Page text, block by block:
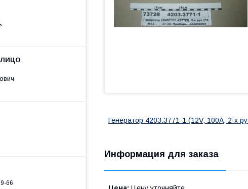
Генератор 4203.3771-1 (12V, 100А, 2-х
Информация для заказа
66